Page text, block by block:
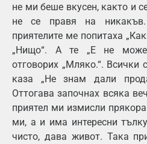
не ми беше вкусен, както и
не се правя на
приятелите ме попитаха
„Нищо“. А те „Е не
отговорих „Мляко.“. Всички
каза „Не знам дали
Оттогава започнах всяка
приятел ми измисли
ми, а и има интересни
чисто, дава живот. Така